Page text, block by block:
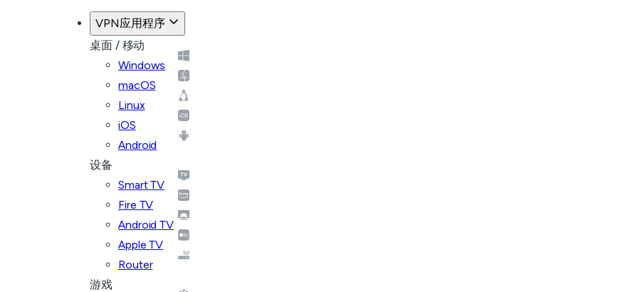
VPN应用程序
桌面 / 移动
Windows
macOS
Linux
iOS
Android
设备
Smart TV
Fire TV
Android TV
Apple TV
Router
游戏